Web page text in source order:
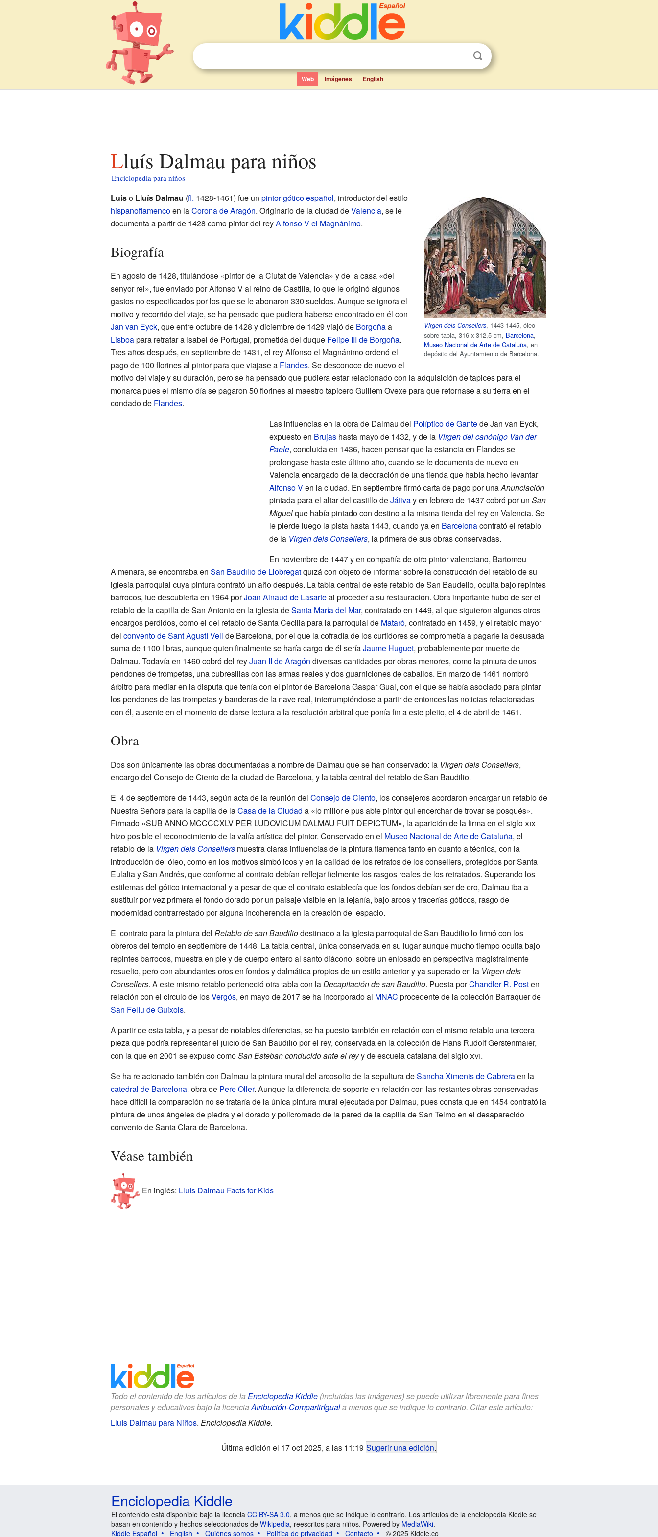
Web Imágenes English
Lluís Dalmau para niños
Enciclopedia para niños
Virgen dels Consellers, 1443-1445, óleo
sobre tabla, 316 x 312,5 cm, Barcelona,
Museo Nacional de Arte de Cataluña, en
depósito del Ayuntamiento de Barcelona.
Luiso Lluís Dalmau (fl. 1428-1461) fue un pintor gótico español, introductor del estilo
hispanoflamencoen laCorona de Aragón. Originario de la ciudad deValencia, se le
documenta a partir de 1428 como pintor del reyAlfonso V el Magnánimo.
Biografía
En agosto de 1428, titulándose «pintor de la Ciutat de Valencia» y de la casa «del
senyor rei», fue enviado por Alfonso V al reino de Castilla, lo que le originó algunos
gastos no especificados por los que se le abonaron 330 sueldos. Aunque se ignora el
motivo y recorrido del viaje, se ha pensado que pudiera haberse encontrado en él con
Jan van Eyck, que entre octubre de 1428 y diciembre de 1429 viajó de Borgoñaa
Lisboapara retratar a Isabel de Portugal, prometida del duque Felipe III de Borgoña.
Tres años después, en septiembre de 1431, el rey Alfonso el Magnánimo ordenó el
pago de 100 florines al pintor para que viajase a Flandes. Se desconoce de nuevo el
motivo del viaje y su duración, pero se ha pensado que pudiera estar relacionado con la adquisición de tapices para el
monarca pues el mismo día se pagaron 50 florines al maestro tapicero Guillem Ovexe para que retornase a su tierra en el
condado de Flandes.
Las influencias en la obra de Dalmau del Políptico de Gantede Jan van Eyck,
expuesto en Brujashasta mayo de 1432, y de la Virgen del canónigo Van der
Paele, concluida en 1436, hacen pensar que la estancia en Flandes se
prolongase hasta este último año, cuando se le documenta de nuevo en
Valencia encargado de la decoración de una tienda que había hecho levantar
Alfonso Ven la ciudad. En septiembre firmó carta de pago por unaAnunciación
pintada para el altar del castillo deJátivay en febrero de 1437 cobró por un San
Miguelque había pintado con destino a la misma tienda del rey en Valencia. Se
le pierde luego la pista hasta 1443, cuando ya en Barcelonacontrató el retablo
de la Virgen dels Consellers, la primera de sus obras conservadas.
En noviembre de 1447 y en compañía de otro pintor valenciano, Bartomeu
Almenara, se encontraba en San Baudilio de Llobregatquizá con objeto de informar sobre la construcción del retablo de su
iglesia parroquial cuya pintura contrató un año después. La tabla central de este retablo de San Baudelio, oculta bajo repintes
barrocos, fue descubierta en 1964 porJoan Ainaud de Lasarteal proceder a su restauración. Obra importante hubo de ser el
retablo de la capilla de San Antonio en la iglesia deSanta María del Mar, contratado en 1449, al que siguieron algunos otros
encargos perdidos, como el del retablo de Santa Cecilia para la parroquial de Mataró, contratado en 1459, y el retablo mayor
del convento de Sant Agustí Vell de Barcelona, por el que la cofradía de los curtidores se comprometía a pagarle la desusada
suma de 1100 libras, aunque quien finalmente se haría cargo de él seríaJaume Huguet, probablemente por muerte de
Dalmau. Todavía en 1460 cobró del reyJuan II de Aragón diversas cantidades por obras menores, como la pintura de unos
pendones de trompetas, una cubresillas con las armas reales y dos guarniciones de caballos. En marzo de 1461 nombró
árbitro para mediar en la disputa que tenía con el pintor de Barcelona Gaspar Gual, con el que se había asociado para pintar
los pendones de las trompetas y banderas de la nave real, interrumpiéndose a partir de entonces las noticias relacionadas
con él, ausente en el momento de darse lectura a la resolución arbitral que ponía fin a este pleito, el 4 de abril de 1461.
Obra
Dos son únicamente las obras documentadas a nombre de Dalmau que se han conservado: la Virgen dels Consellers,
encargo del Consejo de Ciento de la ciudad de Barcelona, y la tabla central del retablo de San Baudilio.
El 4 de septiembre de 1443, según acta de la reunión del Consejo de Ciento, los consejeros acordaron encargar un retablo de
Nuestra Señora para la capilla de laCasa de la Ciudad a «lo millor e pus abte pintor qui encerchar de trovar se posqués».
Firmado «SUB ANNO MCCCCXLV PER LUDOVICUM DALMAU FUIT DEPICTUM», la aparición de la firma en el sigloxix
hizo posible el reconocimiento de la valía artística del pintor. Conservado en el Museo Nacional de Arte de Cataluña, el
retablo de la Virgen dels Consellersmuestra claras influencias de la pintura flamenca tanto en cuanto a técnica, con la
introducción del óleo, como en los motivos simbólicos y en la calidad de los retratos de los consellers, protegidos por Santa
Eulalia y San Andrés, que conforme al contrato debían reflejar fielmente los rasgos reales de los retratados. Superando los
estilemas del gótico internacional y a pesar de que el contrato establecía que los fondos debían ser de oro, Dalmau iba a
sustituir por vez primera el fondo dorado por un paisaje visible en la lejanía, bajo arcos y tracerías góticos, rasgo de
modernidad contrarrestado por alguna incoherencia en la creación del espacio.
El contrato para la pintura del Retablo de san Baudiliodestinado a la iglesia parroquial de San Baudilio lo firmó con los
obreros del templo en septiembre de 1448. La tabla central, única conservada en su lugar aunque mucho tiempo oculta bajo
repintes barrocos, muestra en pie y de cuerpo entero al santo diácono, sobre un enlosado en perspectiva magistralmente
resuelto, pero con abundantes oros en fondos y dalmática propios de un estilo anterior y ya superado en la Virgen dels
Consellers. A este mismo retablo perteneció otra tabla con laDecapitación de san Baudilio. Puesta porChandler R. Posten
relación con el círculo de losVergós, en mayo de 2017 se ha incorporado al MNAC procedente de la colección Barraquer de
San Felíu de Guixols.
A partir de esta tabla, y a pesar de notables diferencias, se ha puesto también en relación con el mismo retablo una tercera
pieza que podría representar el juicio de San Baudilio por el rey, conservada en la colección de Hans Rudolf Gerstenmaier,
con la que en 2001 se expuso comoSan Esteban conducido ante el reyy de escuela catalana del sigloxvi.
Se ha relacionado también con Dalmau la pintura mural del arcosolio de la sepultura deSancha Ximenis de Cabreraen la
catedral de Barcelona, obra de Pere Oller. Aunque la diferencia de soporte en relación con las restantes obras conservadas
hace difícil la comparación no se trataría de la única pintura mural ejecutada por Dalmau, pues consta que en 1454 contrató la
pintura de unos ángeles de piedra y el dorado y policromado de la pared de la capilla de San Telmo en el desaparecido
convento de Santa Clara de Barcelona.
Véase también
En inglés: Lluís Dalmau Facts for Kids
Todo el contenido de los artículos de la Enciclopedia Kiddle(incluidas las imágenes) se puede utilizar libremente para fines
personales y educativos bajo la licenciaAtribución-CompartirIguala menos que se indique lo contrario. Citar este artículo:
Lluís Dalmau para Niños. Enciclopedia Kiddle.
Última edición el 17 oct 2025, a las 11:19 Sugerir una edición.
Enciclopedia Kiddle
El contenido está disponible bajo la licencia CC BY-SA 3.0, a menos que se indique lo contrario. Los artículos de la enciclopedia Kiddle se
basan en contenido y hechos seleccionados de Wikipedia, reescritos para niños. Powered by MediaWiki.
Kiddle Español
English Quiénes somos Política de privacidad Contacto © 2025 Kiddle.co